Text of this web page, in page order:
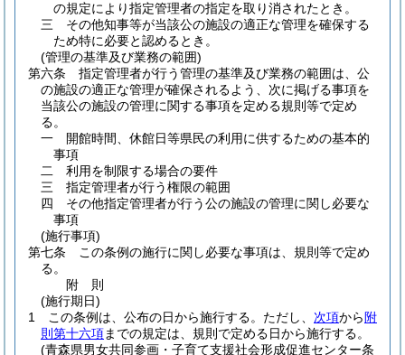
の規定により指定管理者の指定を取り消されたとき。
三
その他知事等が当該公の施設の適正な管理を確保する
ため特に必要と認めるとき。
(管理の基準及び業務の範囲)
第六条
指定管理者が行う管理の基準及び業務の範囲は、公
の施設の適正な管理が確保されるよう、次に掲げる事項を
当該公の施設の管理に関する事項を定める規則等で定め
る。
一
開館時間、休館日等県民の利用に供するための基本的
事項
二
利用を制限する場合の要件
三
指定管理者が行う権限の範囲
四
その他指定管理者が行う公の施設の管理に関し必要な
事項
(施行事項)
第七条
この条例の施行に関し必要な事項は、規則等で定め
る。
附 則
(施行期日)
1
この条例は、公布の日から施行する。 ただし、 次項から 附
則第十六項までの規定は、規則で定める日から施行する。
(青森県男女共同参画・子育て支援社会形成促進センター条